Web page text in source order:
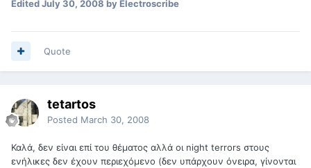
EditedJuly 30, 2008 by Electroscribe
Quote
tetartos
Posted March 30, 2008
Καλά, δεν είναι επί του θέματος αλλά οι night terrors στους
ενήλικες δεν έχουν περιεχόμενο (δεν υπάρχουν όνειρα, γίνονται